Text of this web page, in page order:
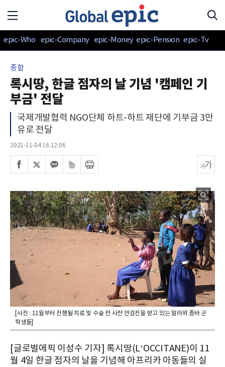
epic-Who epic-Company epic-Money epic-Pension epic-Tv
종합
록시땅, 한글 점자의 날 기념 '캠페인 기
부금' 전달
국제개발협력 NGO단체 하트-하트 재단에 기부금 3만
유로 전달
2021-11-04 16:12:06
[사진 : 11월부터 진행될 치료 및 수술 전 사전 안검진을 받고 있는 말라위 좀바 군
학생들]
[글로벌에픽 이성수 기자] 록시땅(L’OCCITANE)이 11
월 4일 한글 점자의 날을 기념해 아프리카 아동들의 실